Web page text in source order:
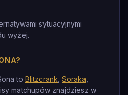
sytuacyjnymi
wyżej.
to Blitzcrank Soraka
matchupów znajdziesz w